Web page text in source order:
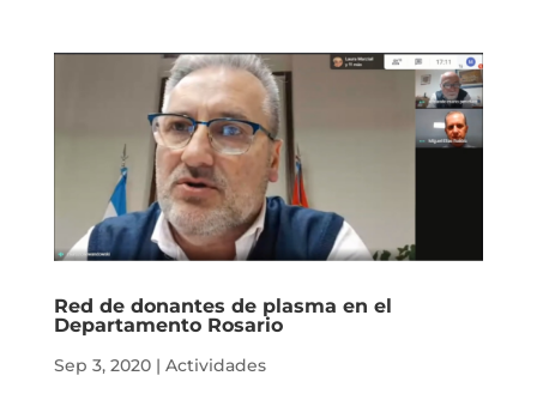
Red de donantes de plasma en el
Departamento Rosario
Sep 3, 2020| Actividades